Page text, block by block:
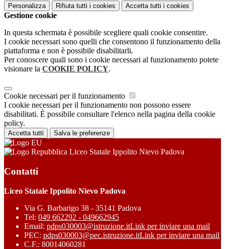
Personalizza Rifiuta tutti i cookies Accetta tutti i cookies
Gestione cookie
In questa schermata è possibile scegliere quali cookie consentire.
I cookie necessari sono quelli che consentono il funzionamento della
piattaforma e non è possibile disabilitarli.
Per conoscere quali sono i cookie necessari al funzionamento potete
visionare la COOKIE POLICY.
Cookie necessari per il funzionamento
I cookie necessari per il funzionamento non possono essere
disabilitati. È possibile consultare l'elenco nella pagina della cookie
policy.
Accetta tutti Salva le preferenze
Liceo Statale Ippolito Nievo Padova
Contatti
Liceo Statale Ippolito Nievo Padova
Via G. Barbarigo 38 - 35141 Padova
Tel: 049 662292 - 049662945
Email: pdps030003@istruzione.itLink per inviare una mail
PEC: pdps030003@pec.istruzione.itLink per inviare una mail
C.F.: 80014060281